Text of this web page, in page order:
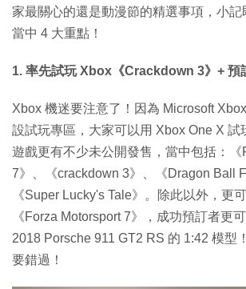
家最關心的還是動漫節的精選事項，小
當中 4 大重點！
1. 率先試玩 Xbox《Crackdown 3》+ 預
Xbox 機迷要注意了！因為 Microsoft
設試玩專區，大家可以用 Xbox One X 試
遊戲更有不少未公開發售，當中包括：《
7》、《crackdown 3》、《Dragon Ball
《Super Lucky's Tale》。除此以外，更
《Forza Motorsport 7》，成功預訂者更
2018 Porsche 911 GT2 RS 的 1:42 模型
要錯過！